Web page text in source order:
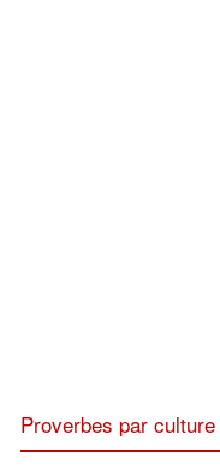
Proverbes par culture